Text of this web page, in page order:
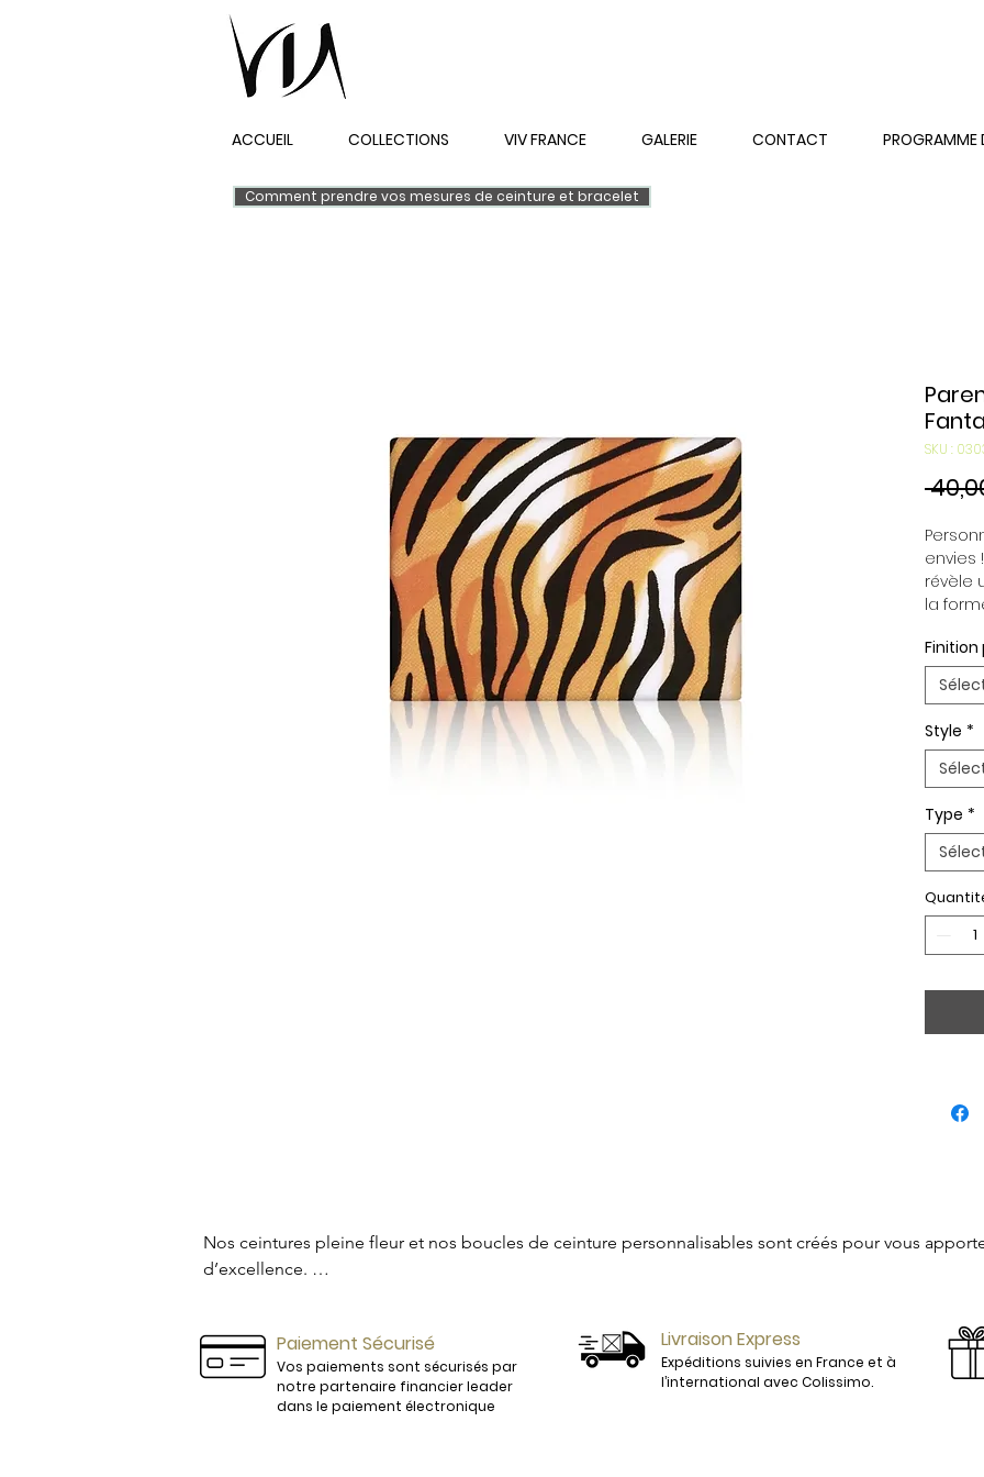
ACCUEIL COLLECTIONS VIV FRANCE GALERIE CONTACT PROGRAMME
Comment prendre vos mesures de ceinture et bracelet
SKU :
envies
révèle
la
green,
pour
look
tenues
boucle
(*)
Rose
Style *
Type *
Nos ceintures pleine fleur et nos boucles de ceinture personnalisables sont créés pour vous
d’excellence.
Vos boucles et vos ceintures ne seront plus de simples accessoires mais deviendront des véritables
Les cuirs sont sélectionnés avec soin pour se marier parfaitement à nos tenues.
Ceinture pour Homme et Ceinture pour femme, vous trouverez parmi nos références, la ceinture
Paiement Sécurisé
Vos paiements sont sécurisés par
notre partenaire financier leader
dans le paiement électronique
Livraison Express
Expéditions suivies en France et à
l’international avec Colissimo.